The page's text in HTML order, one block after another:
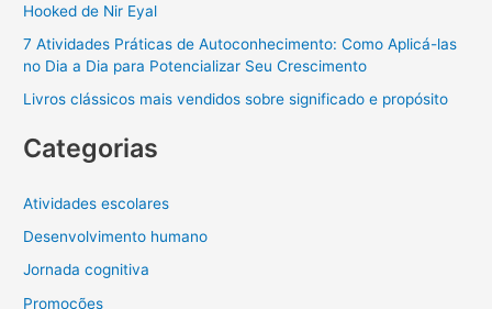
Hooked de Nir Eyal
7 Atividades Práticas de Autoconhecimento: Como Aplicá-las
no Dia a Dia para Potencializar Seu Crescimento
Livros clássicos mais vendidos sobre significado e propósito
Categorias
Atividades escolares
Desenvolvimento humano
Jornada cognitiva
Promoções